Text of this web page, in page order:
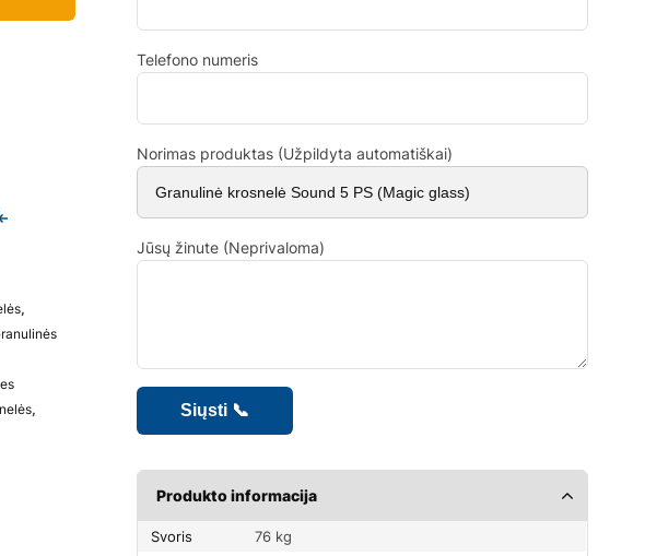
,
,
Telefono numeris
Norimas produktas (Užpildyta automatiškai)
Jūsų žinute (Neprivaloma)
Produkto informacija
Svoris
76 kg